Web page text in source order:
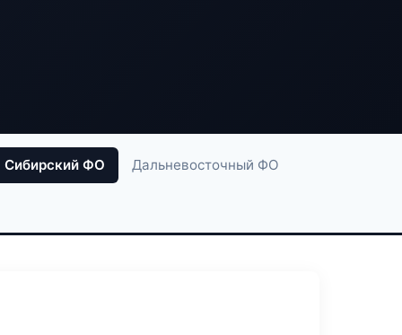
Сибирский ФО Дальневосточный ФО